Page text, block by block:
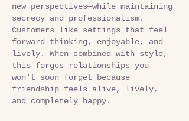
new perspectives—while maintaining
secrecy and professionalism.
Customers like settings that feel
forward-thinking, enjoyable, and
lively. When combined with style,
this forges relationships you
won't soon forget because
friendship feels alive, lively,
and completely happy.